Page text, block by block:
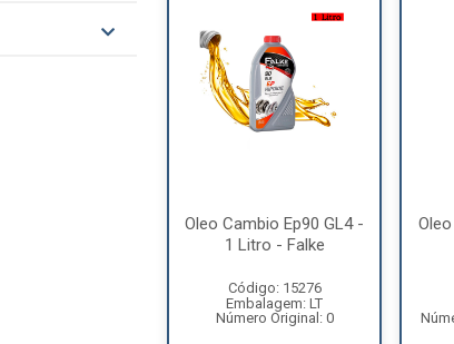
Oleo Cambio Ep90 GL4 -
1 Litro - Falke
Código: 15276
Embalagem: LT
Número Original: 0